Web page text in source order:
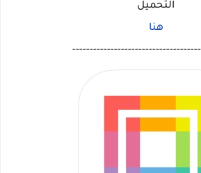
التحميل
هنا